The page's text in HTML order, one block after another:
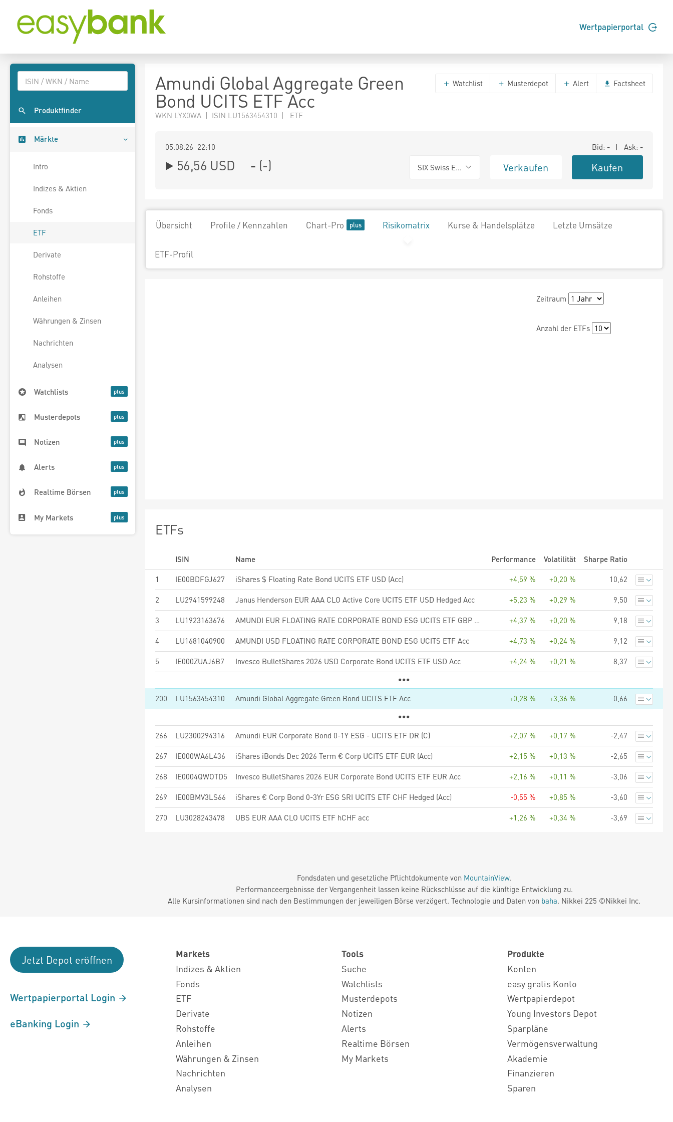
Wertpapierportal
Produktfinder
Märkte
Intro
Indizes & Aktien
Fonds
ETF
Derivate
Rohstoffe
Anleihen
Währungen & Zinsen
Nachrichten
Analysen
Watchlists
Musterdepots
Notizen
Alerts
Realtime Börsen
My Markets
Amundi Global Aggregate Green
Bond UCITS ETF Acc
WKN LYX0WA | ISIN LU1563454310 | ETF
Watchlist Musterdepot Alert Factsheet
05.08.26 22:10 Bid: - | Ask: -
56,56 USD - (-) SIX Swiss Exchange Verkaufen Kaufen
Übersicht Profile / Kennzahlen Chart-Pro Risikomatrix Kurse & Handelsplätze Letzte Umsätze
ETF-Profil
Zeitraum
Anzahl der ETFs
ETFs
ISIN Name Performance Volatilität
Sharpe Ratio
1
IE00BDFGJ627 iShares $ Floating Rate Bond UCITS ETF USD (Acc) +4,59 % +0,20 % 10,62
2 LU2941599248 Janus Henderson EUR AAA CLO Active Core UCITS ETF USD Hedged Acc +5,23 % +0,29 % 9,50
3 LU1923163676 AMUNDI EUR FLOATING RATE CORPORATE BOND ESG UCITS ETF GBP HEDGED Acc +4,37 % +0,20 % 9,18
4 LU1681040900 AMUNDI USD FLOATING RATE CORPORATE BOND ESG UCITS ETF Acc +4,73 % +0,24 % 9,12
5 IE000ZUAJ6B7 Invesco BulletShares 2026 USD Corporate Bond UCITS ETF USD Acc +4,24 % +0,21 % 8,37
200 LU1563454310 Amundi Global Aggregate Green Bond UCITS ETF Acc +0,28 % +3,36 % -0,66
266 LU2300294316 Amundi EUR Corporate Bond 0-1Y ESG - UCITS ETF DR (C) +2,07 % +0,17 % -2,47
267 IE000WA6L436 iShares iBonds Dec 2026 Term € Corp UCITS ETF EUR (Acc) +2,15 % +0,13 % -2,65
268 IE0004QWOTD5 Invesco BulletShares 2026 EUR Corporate Bond UCITS ETF EUR Acc +2,16 % +0,11 % -3,06
269 IE00BMV3LS66 iShares € Corp Bond 0-3Yr ESG SRI UCITS ETF CHF Hedged (Acc) -0,55 % +0,85 % -3,60
270 LU3028243478 UBS EUR AAA CLO UCITS ETF hCHF acc +1,26 % +0,34 % -3,69
Fondsdaten und gesetzliche Pflichtdokumente von MountainView.
Performanceergebnisse der Vergangenheit lassen keine Rückschlüsse auf die künftige Entwicklung zu.
Alle Kursinformationen sind nach den Bestimmungen der jeweiligen Börse verzögert. Technologie und Daten von baha. Nikkei 225 ©Nikkei Inc.
Jetzt Depot eröffnen
Wertpapierportal Login
eBanking Login
Markets
Indizes & Aktien
Fonds
ETF
Derivate
Rohstoffe
Anleihen
Währungen & Zinsen
Nachrichten
Analysen
Tools
Suche
Watchlists
Musterdepots
Notizen
Alerts
Realtime Börsen
My Markets
Produkte
Konten
easy gratis Konto
Wertpapierdepot
Young Investors Depot
Sparpläne
Vermögensverwaltung
Akademie
Finanzieren
Sparen